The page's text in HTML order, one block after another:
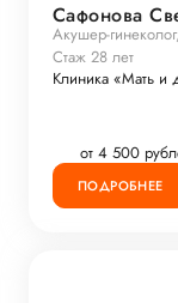
Сафонова
Акушер-
Стаж 28 лет
Клиника «Мать и
от 4 500
ПОДРОБНЕЕ